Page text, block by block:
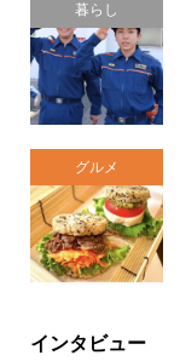
暮らし
グルメ
インタビュー